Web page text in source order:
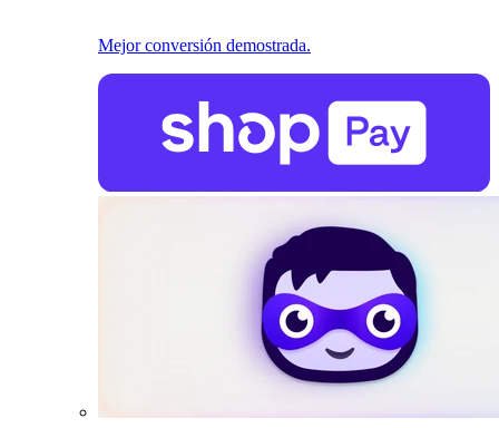
Mejor conversión demostrada.